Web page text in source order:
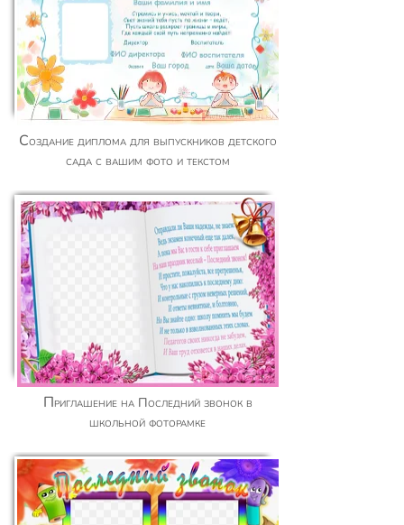
Создание диплома для выпускников детского
сада с вашим фото и текстом
Приглашение на Последний звонок в
школьной фоторамке